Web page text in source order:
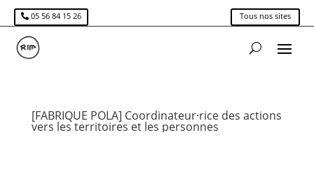
05 56 84 15 26 Tous nos sites
[FABRIQUE POLA] Coordinateur·rice des actions
vers les territoires et les personnes